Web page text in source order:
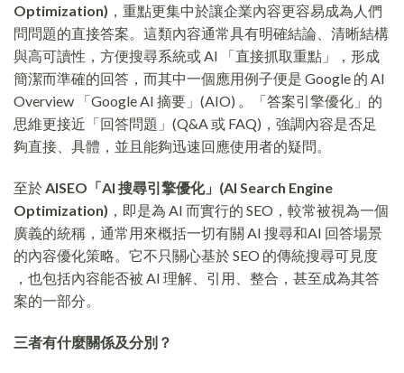
Optimization) ，重點更集中於讓企業內容更容易成為人們
問問題的直接答案。這類內容通常具有明確結論、清晰結構
與高可讀性，方便搜尋系統或 AI 「直接抓取重點」，形成
簡潔而準確的回答，而其中一個應用例子便是 Google 的 AI
Overview 「Google AI 摘要」(AIO) 。「答案引擎優化」的
思維更接近「回答問題」(Q&A 或 FAQ)，強調內容是否足
夠直接、具體，並且能夠迅速回應使用者的疑問。
至於 AISEO「AI 搜尋引擎優化」(AI Search Engine
Optimization) ，即是為 AI 而實行的 SEO，較常被視為一個
廣義的統稱，通常用來概括一切有關 AI 搜尋和AI 回答場景
的內容優化策略。它不只關心基於 SEO 的傳統搜尋可見度
，也包括內容能否被 AI 理解、引用、整合，甚至成為其答
案的一部分。
三者有什麼關係及分別？